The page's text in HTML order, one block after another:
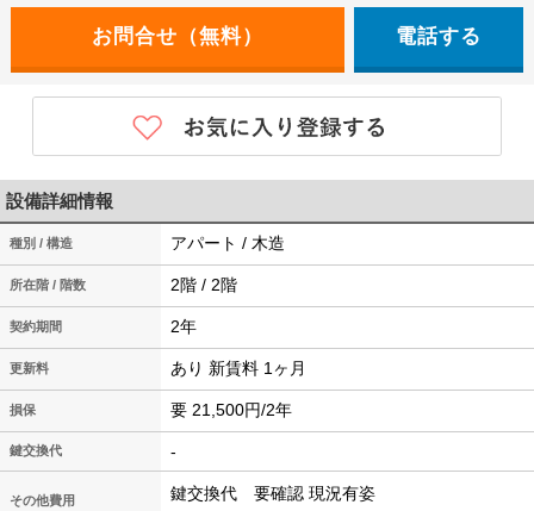
電話する
設備詳細情報
種別 / 構造 アパート / 木造
所在階 / 階数 2階 / 2階
契約期間 2年
更新料 あり 新賃料 1ヶ月
損保 要 21,500円/2年
鍵交換代 -
その他費用 鍵交換代 要確認 現況有姿